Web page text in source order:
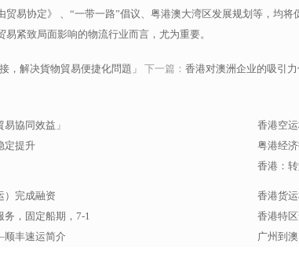
易协定》 、“一带一路”倡议、粤港澳大湾区发展规划等，均将
紧致局面影响的物流行业而言，尤为重要。
，解决貨物貿易便捷化問題」 下一篇： 香港对澳洲企业的吸引
協同效益」
香港空
定提升
粤港经
香港：
）完成融资
香港货
务，固定船期，7-1
香港特
顺丰速运简介
广州到